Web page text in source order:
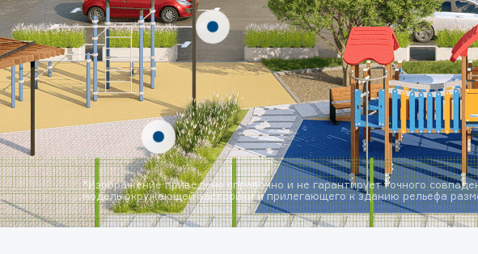
*Изображение приведено справочно и не гарантирует точного
модель окружающей застройки и прилегающего к зданию рельефа